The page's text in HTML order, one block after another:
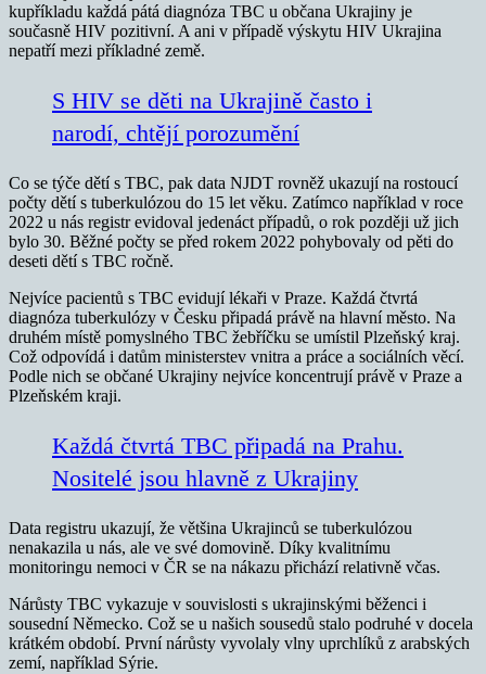
kupříkladu každá pátá diagnóza TBC u občana Ukrajiny je
současně HIV pozitivní. A ani v případě výskytu HIV Ukrajina
nepatří mezi příkladné země.
S HIV se děti na Ukrajině často i
narodí, chtějí porozumění
Co se týče dětí s TBC, pak data NJDT rovněž ukazují na rostoucí
počty dětí s tuberkulózou do 15 let věku. Zatímco například v roce
2022 u nás registr evidoval jedenáct případů, o rok později už jich
bylo 30. Běžné počty se před rokem 2022 pohybovaly od pěti do
deseti dětí s TBC ročně.
Nejvíce pacientů s TBC evidují lékaři v Praze. Každá čtvrtá
diagnóza tuberkulózy v Česku připadá právě na hlavní město. Na
druhém místě pomyslného TBC žebříčku se umístil Plzeňský kraj.
Což odpovídá i datům ministerstev vnitra a práce a sociálních věcí.
Podle nich se občané Ukrajiny nejvíce koncentrují právě v Praze a
Plzeňském kraji.
Každá čtvrtá TBC připadá na Prahu.
Nositelé jsou hlavně z Ukrajiny
Data registru ukazují, že většina Ukrajinců se tuberkulózou
nenakazila u nás, ale ve své domovině. Díky kvalitnímu
monitoringu nemoci v ČR se na nákazu přichází relativně včas.
Nárůsty TBC vykazuje v souvislosti s ukrajinskými běženci i
sousední Německo. Což se u našich sousedů stalo podruhé v docela
krátkém období. První nárůsty vyvolaly vlny uprchlíků z arabských
zemí, například Sýrie.